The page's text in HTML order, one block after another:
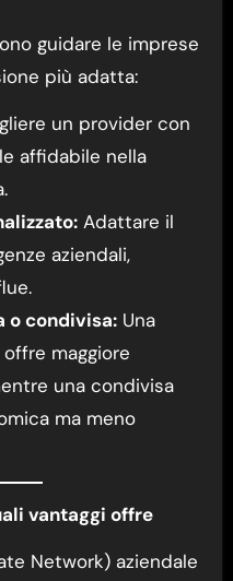
guidare le imprese
più adatta:
un provider con
affidabile nella
Adattare il
aziendali,
o condivisa:Una
maggiore
una condivisa
ma meno
vantaggi offre
Network) aziendale